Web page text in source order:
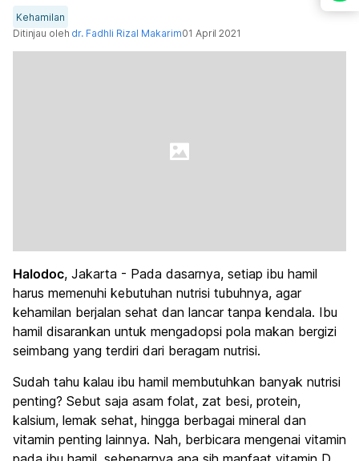
Kehamilan
Ditinjau oleh dr. Fadhli Rizal Makarim01 April 2021
Halodoc, Jakarta - Pada dasarnya, setiap ibu hamil
harus memenuhi kebutuhan nutrisi tubuhnya, agar
kehamilan berjalan sehat dan lancar tanpa kendala. Ibu
hamil disarankan untuk mengadopsi pola makan bergizi
seimbang yang terdiri dari beragam nutrisi.
Sudah tahu kalau ibu hamil membutuhkan banyak nutrisi
penting? Sebut saja asam folat, zat besi, protein,
kalsium, lemak sehat, hingga berbagai mineral dan
vitamin penting lainnya. Nah, berbicara mengenai vitamin